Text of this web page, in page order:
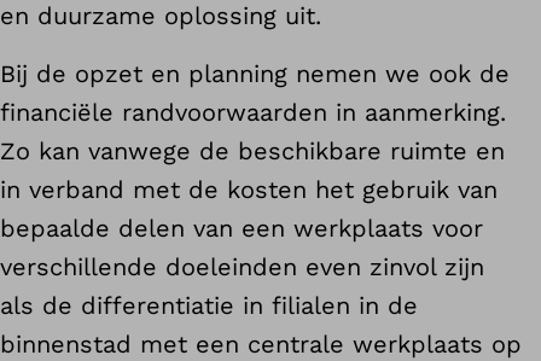
en duurzame oplossing uit.
Bij de opzet en planning nemen we ook de
financiële randvoorwaarden in aanmerking.
Zo kan vanwege de beschikbare ruimte en
in verband met de kosten het gebruik van
bepaalde delen van een werkplaats voor
verschillende doeleinden even zinvol zijn
als de differentiatie in filialen in de
binnenstad met een centrale werkplaats op